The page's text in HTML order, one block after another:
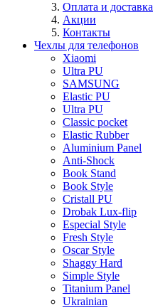
Оплата и доставка
Акции
Контакты
Чехлы для телефонов
Xiaomi
Ultra PU
SAMSUNG
Elastic PU
Ultra PU
Classic pocket
Elastic Rubber
Aluminium Panel
Anti-Shock
Book Stand
Book Style
Cristall PU
Drobak Lux-flip
Especial Style
Fresh Style
Oscar Style
Shaggy Hard
Simple Style
Titanium Panel
Ukrainian